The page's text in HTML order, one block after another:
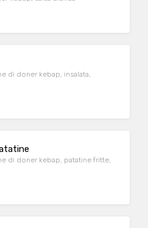
di doner kebap, insalata,
di doner kebap, patatine fritte,